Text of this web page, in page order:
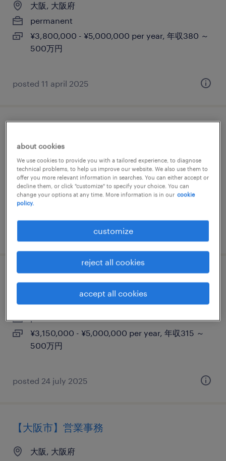
大阪, 大阪府
permanent
¥3,800,000 - ¥5,000,000 per year, 年収380 ～
500万円
posted 11 april 2025
permanent
¥3,200,000 - ¥5,000,000 per year, 年収320 ～
500万円
posted 25 february 2026
大阪, 大阪府
permanent
¥3,150,000 - ¥5,000,000 per year, 年収315 ～
500万円
posted 24 july 2025
【大阪市】営業事務
大阪, 大阪府
about cookies
We use cookies to provide you with a tailored experience, to diagnose
technical problems, to help us improve our website. We also use them to
offer you more relevant information in searches. You can either accept or
decline them, or click "customize" to specify your choice. You can
change your options at any time. More information is in our cookie
policy.
customize
reject all cookies
accept all cookies